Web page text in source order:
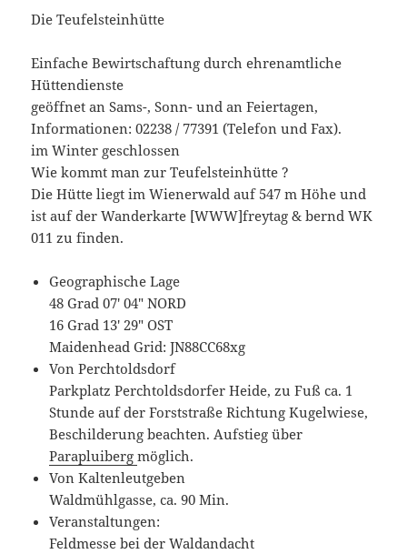
Die Teufelsteinhütte
Einfache Bewirtschaftung durch ehrenamtliche
Hüttendienste
geöffnet an Sams-, Sonn- und an Feiertagen,
Informationen: 02238 / 77391 (Telefon und Fax).
im Winter geschlossen
Wie kommt man zur Teufelsteinhütte ?
Die Hütte liegt im Wienerwald auf 547 m Höhe und
ist auf der Wanderkarte [WWW]freytag & bernd WK
011 zu finden.
Geographische Lage
48 Grad 07′ 04″ NORD
16 Grad 13′ 29″ OST
Maidenhead Grid: JN88CC68xg
Von Perchtoldsdorf
Parkplatz Perchtoldsdorfer Heide, zu Fuß ca. 1
Stunde auf der Forststraße Richtung Kugelwiese,
Beschilderung beachten. Aufstieg über
Parapluibergmöglich.
Von Kaltenleutgeben
Waldmühlgasse, ca. 90 Min.
Veranstaltungen:
Feldmesse bei der Waldandacht